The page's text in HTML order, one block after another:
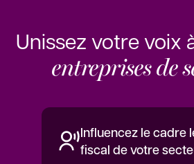
Unissez votre
entreprises de
Influencez le
fiscal de votre